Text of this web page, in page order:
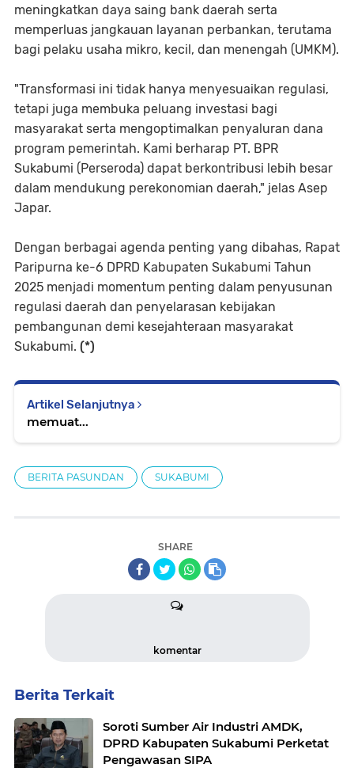
meningkatkan daya saing bank daerah serta
memperluas jangkauan layanan perbankan, terutama
bagi pelaku usaha mikro, kecil, dan menengah (UMKM).
"Transformasi ini tidak hanya menyesuaikan regulasi,
tetapi juga membuka peluang investasi bagi
masyarakat serta mengoptimalkan penyaluran dana
program pemerintah. Kami berharap PT. BPR
Sukabumi (Perseroda) dapat berkontribusi lebih besar
dalam mendukung perekonomian daerah," jelas Asep
Japar.
Dengan berbagai agenda penting yang dibahas, Rapat
Paripurna ke-6 DPRD Kabupaten Sukabumi Tahun
2025 menjadi momentum penting dalam penyusunan
regulasi daerah dan penyelarasan kebijakan
pembangunan demi kesejahteraan masyarakat
Sukabumi. (*)
Artikel Selanjutnya
memuat...
BERITA PASUNDAN SUKABUMI
SHARE
komentar
Berita Terkait
Soroti Sumber Air Industri AMDK,
DPRD Kabupaten Sukabumi Perketat
Pengawasan SIPA